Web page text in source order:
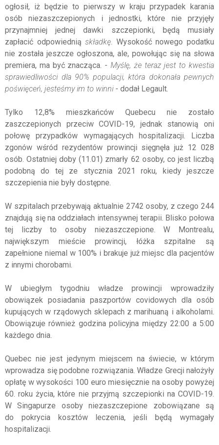
ogłosił, iż będzie to pierwszy w kraju przypadek karania
osób niezaszczepionych i jednostki, które nie przyjęły
przynajmniej jednej dawki szczepionki, będą musiały
zapłacić odpowiedniąskładkę . Wysokość nowego podatku
nie została jeszcze ogłoszona, ale, powołując się na słowa
premiera, ma być znacząca. - Myślę, że teraz jest to kwestia
sprawiedliwości dla 90% populacji, która dokonała pewnych
poświęceń, jesteśmy im to winni- dodał Legault.
Tylko 12,8% mieszkańców Quebecu nie zostało
zaszczepionych przeciw COVID-19, jednak stanowią oni
połowę przypadków wymagających hospitalizacji. Liczba
zgonów wśród rezydentów prowincji sięgnęła już 12 028
osób. Ostatniej doby (11.01) zmarły 62 osoby, co jest liczbą
podobną do tej ze stycznia 2021 roku, kiedy jeszcze
szczepienia nie były dostępne.
W szpitalach przebywają aktualnie 2742 osoby, z czego 244
znajdują się na oddziałach intensywnej terapii. Blisko połowa
tej liczby to osoby niezaszczepione. W Montrealu,
największym mieście prowincji, łóżka szpitalne są
zapełnione niemal w 100% i brakuje już miejsc dla pacjentów
z innymi chorobami.
W ubiegłym tygodniu władze prowincji wprowadziły
obowiązek posiadania paszportów covidowych dla osób
kupujących w rządowych sklepach z marihuaną i alkoholami.
Obowiązuje również godzina policyjna między 22:00 a 5:00
każdego dnia.
Quebec nie jest jedynym miejscem na świecie, w którym
wprowadza się podobne rozwiązania. Władze Grecji nałożyły
opłatę w wysokości 100 euro miesięcznie na osoby powyżej
60. roku życia, które nie przyjmą szczepionki na COVID-19.
W Singapurze osoby niezaszczepione zobowiązane są
do pokrycia kosztów leczenia, jeśli będą wymagały
hospitalizacji.